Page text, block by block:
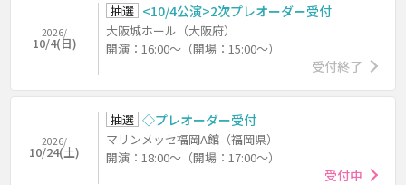
2026/
10/4(日)
抽選 <10/4公演>2次プレオーダー受付
大阪城ホール（大阪府）
開演：16:00～（開場：15:00～）
受付終了
2026/
10/24(土)
抽選 ◇プレオーダー受付
マリンメッセ福岡A館（福岡県）
開演：18:00～（開場：17:00～）
受付中